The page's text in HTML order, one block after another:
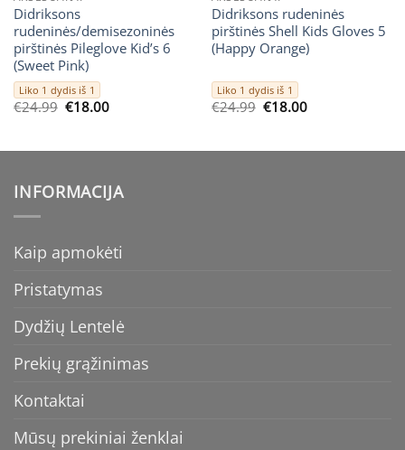
Didriksons
rudeninės/demisezoninės
pirštinės Pileglove Kid’s 6
(Sweet Pink)
Liko 1 dydis iš 1
€24.99 Original
€24.99.
€18.00Current
€18.00.
Didriksons rudeninės
pirštinės Shell Kids Gloves 5
(Happy Orange)
Liko 1 dydis iš 1
€24.99 Original
€24.99.
€18.00Current
€18.00.
INFORMACIJA
Kaip apmokėti
Pristatymas
Dydžių Lentelė
Prekių grąžinimas
Kontaktai
Mūsų prekiniai ženklai